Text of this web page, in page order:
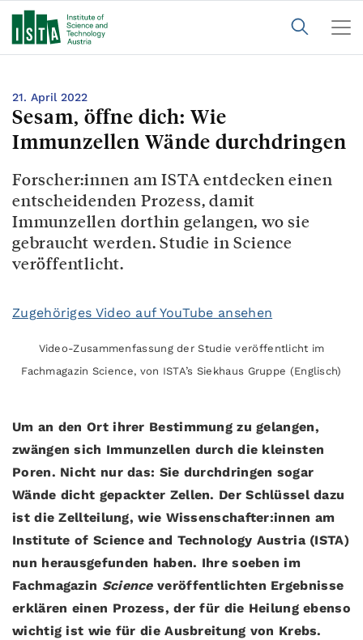
21. April 2022
Sesam, öffne dich: Wie
Immunzellen Wände durchdringen
Forscher:innen am ISTA entdecken einen
entscheidenden Prozess, damit
Immunzellen dorthin gelangen, wo sie
gebraucht werden. Studie in Science
veröffentlicht.
Zugehöriges Video auf YouTube ansehen
Video-Zusammenfassung der Studie veröffentlicht im
Fachmagazin Science, von ISTA’s Siekhaus Gruppe (Englisch)
Um an den Ort ihrer Bestimmung zu gelangen,
zwängen sich Immunzellen durch die kleinsten
Poren. Nicht nur das: Sie durchdringen sogar
Wände dicht gepackter Zellen. Der Schlüssel dazu
ist die Zellteilung, wie Wissenschafter:innen am
Institute of Science and Technology Austria (ISTA)
nun herausgefunden haben. Ihre soeben im
Fachmagazin Scienceveröffentlichten Ergebnisse
erklären einen Prozess, der für die Heilung ebenso
wichtig ist wie für die Ausbreitung von Krebs.